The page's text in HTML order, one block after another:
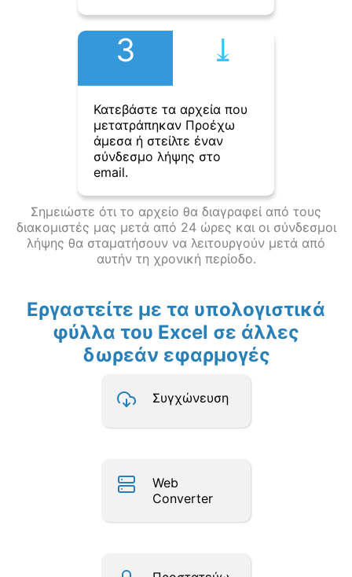
3 ⤓︎
Κατεβάστε τα αρχεία που
μετατράπηκαν Προέχω
άμεσα ή στείλτε έναν
σύνδεσμο λήψης στο
email.
Σημειώστε ότι το αρχείο θα διαγραφεί από τους
διακομιστές μας μετά από 24 ώρες και οι σύνδεσμοι
λήψης θα σταματήσουν να λειτουργούν μετά από
αυτήν τη χρονική περίοδο.
Εργαστείτε με τα υπολογιστικά
φύλλα του Excel σε άλλες
δωρεάν εφαρμογές
Συγχώνευση
Web
Converter